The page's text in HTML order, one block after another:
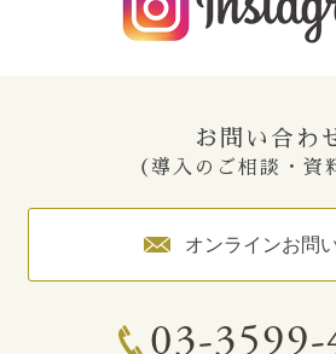
お問い合わ
（導入のご相談・資
オンラインお問
03-3599-